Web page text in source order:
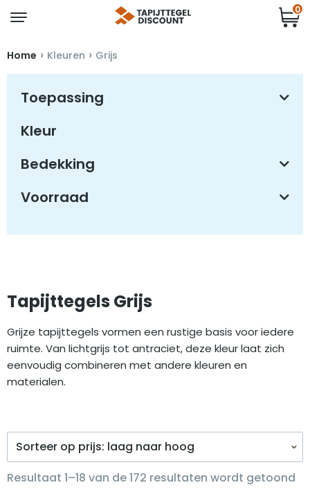
0
Home › Kleuren › Grijs
Toepassing
Kleur
Bedekking
Voorraad
Tapijttegels Grijs
Grijze tapijttegels vormen een rustige basis voor iedere
ruimte. Van lichtgrijs tot antraciet, deze kleur laat zich
eenvoudig combineren met andere kleuren en
materialen.
Resultaat 1–18 van de 172 resultaten wordt getoond